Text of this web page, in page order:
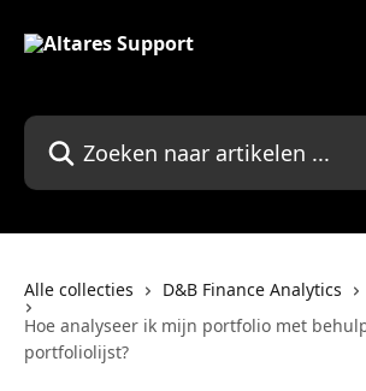
Zoeken naar artikelen ...
Alle collecties D&B Finance Analytics
Hoe analyseer ik mijn portfolio met
portfoliolijst?